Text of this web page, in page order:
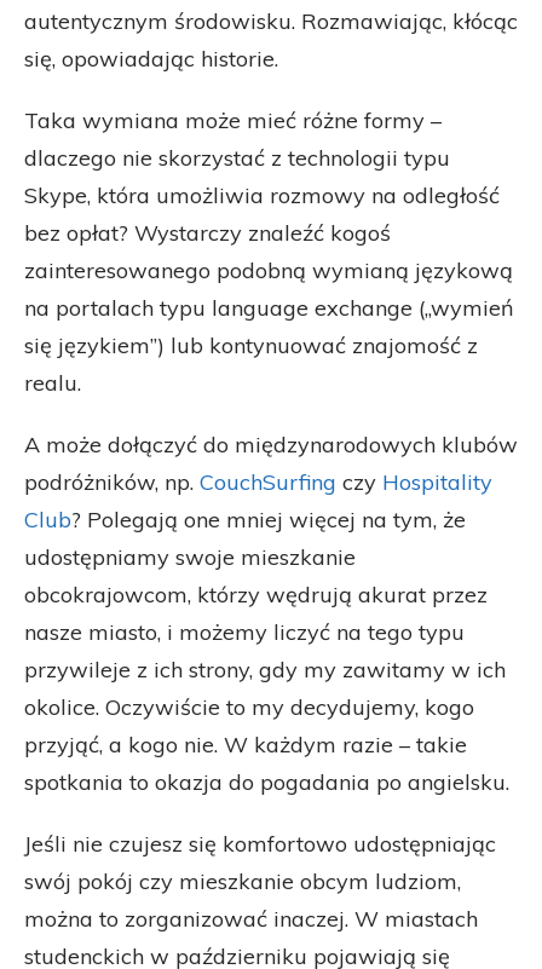
autentycznym środowisku. Rozmawiając, kłócąc
się, opowiadając historie.
Taka wymiana może mieć różne formy –
dlaczego nie skorzystać z technologii typu
Skype, która umożliwia rozmowy na odległość
bez opłat? Wystarczy znaleźć kogoś
zainteresowanego podobną wymianą językową
na portalach typu language exchange („wymień
się językiem”) lub kontynuować znajomość z
realu.
A może dołączyć do międzynarodowych klubów
podróżników, np. CouchSurfing czy Hospitality
Club? Polegają one mniej więcej na tym, że
udostępniamy swoje mieszkanie
obcokrajowcom, którzy wędrują akurat przez
nasze miasto, i możemy liczyć na tego typu
przywileje z ich strony, gdy my zawitamy w ich
okolice. Oczywiście to my decydujemy, kogo
przyjąć, a kogo nie. W każdym razie – takie
spotkania to okazja do pogadania po angielsku.
Jeśli nie czujesz się komfortowo udostępniając
swój pokój czy mieszkanie obcym ludziom,
można to zorganizować inaczej. W miastach
studenckich w październiku pojawiają się